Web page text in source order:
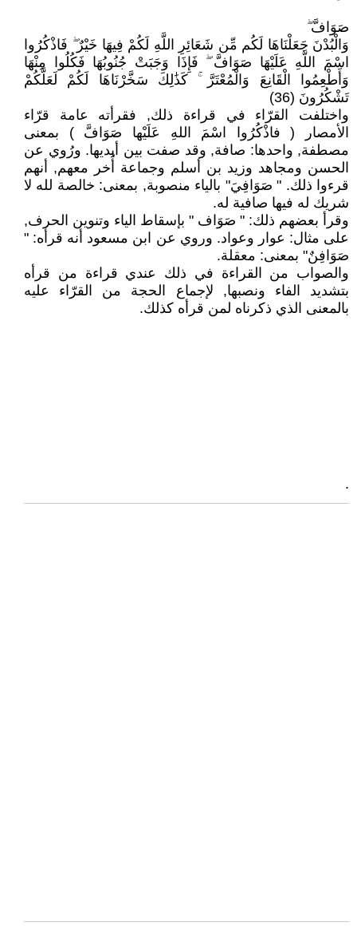
صَوَافَّ ۖ
وَالْبُدْنَ جَعَلْنَاهَا لَكُم مِّن شَعَائِرِ اللَّهِ لَكُمْ فِيهَا خَيْرٌ ۖ فَاذْكُرُوا
اسْمَ اللَّهِ عَلَيْهَا صَوَافَّ ۖ فَإِذَا وَجَبَتْ جُنُوبُهَا فَكُلُوا مِنْهَا
وَأَطْعِمُوا الْقَانِعَ وَالْمُعْتَرَّ ۚ كَذَٰلِكَ سَخَّرْنَاهَا لَكُمْ لَعَلَّكُمْ
تَشْكُرُونَ (36)
واختلفت القرّاء في قراءة ذلك, فقرأته عامة قرّاء
الأمصار ( فاذْكُرُوا اسْمَ اللهِ عَلَيْها صَوَافَّ ) بمعنى
مصطفة, واحدها: صافة, وقد صفت بين أيديها. ورُوي عن
الحسن ومجاهد وزيد بن أسلم وجماعة أُخر معهم, أنهم
قرءوا ذلك. " صَوَافِيَ" بالياء منصوبة, بمعنى: خالصة لله لا
شريك له فيها صافية له.
وقرأ بعضهم ذلك: " صَوَاف " بإسقاط الياء وتنوين الحرف,
على مثال: عوار وعواد. وروي عن ابن مسعود أنه قرأه: "
صَوَافِنٌ" بمعنى: معقلة.
والصواب من القراءة في ذلك عندي قراءة من قرأه
بتشديد الفاء ونصبها, لإجماع الحجة من القرّاء عليه
بالمعنى الذي ذكرناه لمن قرأه كذلك.
.